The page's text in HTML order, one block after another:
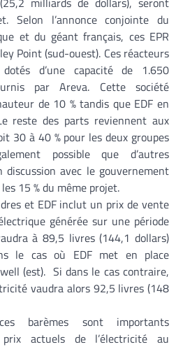
Selon l’annonce conjointe du
et du géant français, ces EPR
Point (sud-ouest). Ces réacteurs
d’une capacité de 1.650
par Areva. Cette société
de 10 % tandis que EDF en
reste des parts reviennent aux
30 à 40 % pour les deux groupes
possible que d’autres
discussion avec le gouvernement
15 % du même projet.
et EDF inclut un prix de vente
générée sur une période
à 89,5 livres (144,1 dollars)
le cas où EDF met en place
(est). Si dans le cas contraire,
vaudra alors 92,5 livres (148
barèmes sont importants
prix actuels de l’électricité au